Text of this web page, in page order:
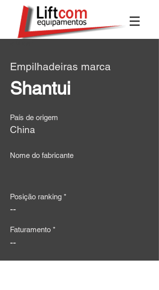
Empilhadeiras marca
Shantui
País de origem
China
Nome do fabricante
Posição ranking *
--
Faturamento *
--